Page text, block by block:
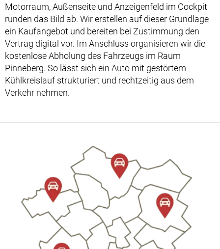
Motorraum, Außenseite und Anzeigenfeld im Cockpit
runden das Bild ab. Wir erstellen auf dieser Grundlage
ein Kaufangebot und bereiten bei Zustimmung den
Vertrag digital vor. Im Anschluss organisieren wir die
kostenlose Abholung des Fahrzeugs im Raum
Pinneberg. So lässt sich ein Auto mit gestörtem
Kühlkreislauf strukturiert und rechtzeitig aus dem
Verkehr nehmen.